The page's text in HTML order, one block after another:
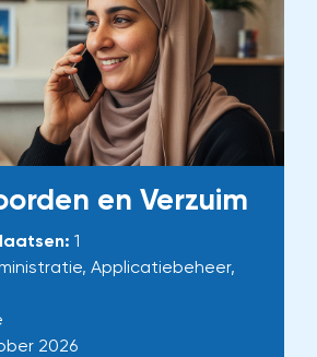
en Verzuim
1
Applicatiebeheer,
2026